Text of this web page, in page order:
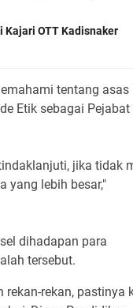
Kajari OTT Kadisnaker
tentang asas
Etik sebagai Pejabat
jika tidak
yang lebih besar,"
dihadapan para
tersebut.
rekan, pastinya